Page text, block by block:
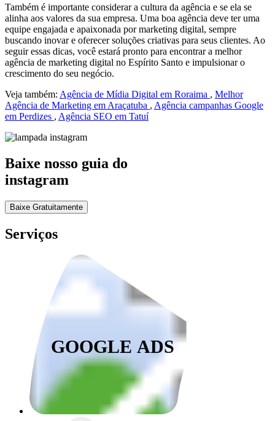
Também é importante considerar a cultura da agência e se ela se
alinha aos valores da sua empresa. Uma boa agência deve ter uma
equipe engajada e apaixonada por marketing digital, sempre
buscando inovar e oferecer soluções criativas para seus clientes. Ao
seguir essas dicas, você estará pronto para encontrar a melhor
agência de marketing digital no Espírito Santo e impulsionar o
crescimento do seu negócio.
Veja também: Agência de Mídia Digital em Roraima , Melhor
Agência de Marketing em Araçatuba , Agência campanhas Google
em Perdizes , Agência SEO em Tatuí
Baixe nosso guia do
instagram
Baixe Gratuitamente
Serviços
GOOGLE ADS